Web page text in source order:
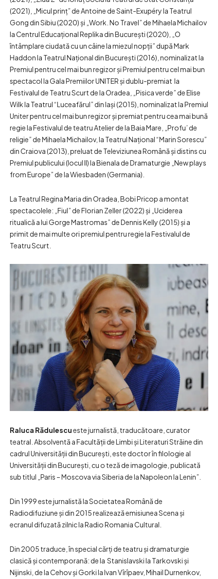
(2021), „Micul prinț” de Antoine de Saint-Exupéry la Teatrul
Gong din Sibiu (2020) și „Work. No Travel” de Mihaela Michailov
la Centrul Educațional Replika din București (2020), „O
întâmplare ciudată cu un câine la miezul nopții” după Mark
Haddon la Teatrul Național din București (2016), nominalizat la
Premiul pentru cel mai bun regizor și Premiul pentru cel mai bun
spectacol la Gala Premiilor UNITER și dublu-premiat la
Festivalul de Teatru Scurt de la Oradea, „Pisica verde” de Elise
Wilk la Teatrul “Luceafărul” din Iaşi (2015), nominalizat la Premiul
Uniter pentru cel mai bun regizor şi premiat pentru cea mai bună
regie la Festivalul de teatru Atelier de la Baia Mare, „Profu’ de
religie” de Mihaela Michailov, la Teatrul Național “Marin Sorescu”
din Craiova (2013), preluat de Televiziunea Română și distins cu
Premiul publicului (locul II) la Bienala de Dramaturgie „New plays
from Europe” de la Wiesbaden (Germania).
La Teatrul Regina Maria din Oradea, Bobi Pricop a montat
spectacolele: „Fiul” de Florian Zeller (2022) și „Uciderea
ritualică a lui Gorge Mastromas” de Dennis Kelly (2015) și a
primit de mai multe ori premiul pentru regie la Festivalul de
Teatru Scurt.
Raluca Rădulescueste jurnalistă, traducătoare, curator
teatral. Absolventă a Facultății de Limbi şi Literaturi Străine din
cadrul Universității din Bucureşti, este doctor în filologie al
Universității din București, cu o teză de imagologie, publicată
sub titlul „Paris – Moscova via Siberia de la Napoleon la Lenin”.
Din 1999 este jurnalistă la Societatea Română de
Radiodifuziune și din 2015 realizează emisiunea Scena și
ecranul difuzată zilnic la Radio Romania Cultural.
Din 2005 traduce, în special cărți de teatru și dramaturgie
clasică și contemporană: de la Stanislavski la Tarkovski și
Nijinski, de la Cehov și Gorki la Ivan Vîrîpaev, Mihail Durnenkov,